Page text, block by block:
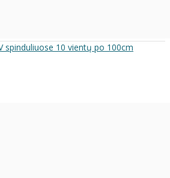
spinduliuose 10 vientų po 100cm